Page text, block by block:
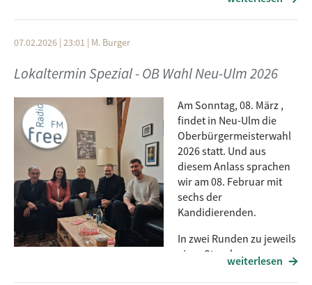
Gast: Yasemin Arpaci
07.02.2026 | 23:01 | M. Burger
Lokaltermin Spezial - OB Wahl Neu-Ulm 2026
Am Sonntag, 08. März ,
findet in Neu-Ulm die
Oberbürgermeisterwahl
2026 statt. Und aus
diesem Anlass sprachen
wir am 08. Februar mit
sechs der
Kandidierenden.
In zwei Runden zu jeweils
einer Stunde waren zu
Gast von 11:00 - 12:00 Uhr OB Katrin Albsteiger (CSU),
weiterlesen